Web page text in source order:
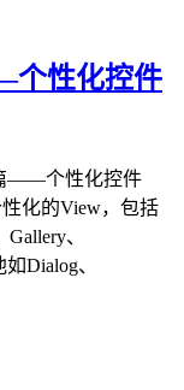
个性化控件
——个性化控件
化的View，包括
、
Dialog、